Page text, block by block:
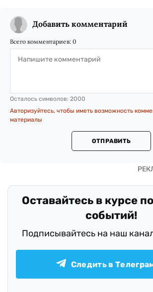
Добавить комментарий
Всего комментариев: 0
Осталось символов: 2000
Авторизуйтесь, чтобы иметь возможность
материалы
ОТПРАВИТЬ
Оставайтесь в курсе
событий!
Подписывайтесь на наш
Следить в